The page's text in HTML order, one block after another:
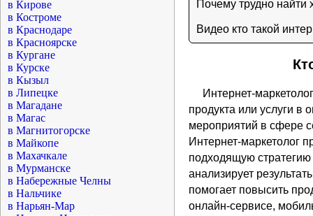
Почему трудно найти
Видео кто такой
Интернет-
продукта или услуги в
мероприятий в сфере
Интернет-маркетолог
подходящую стратегию
анализирует
помогает повысить
онлайн-сервисе,
в Кирове
в Костроме
в Краснодаре
в Красноярске
в Кургане
в Курске
в Кызыл
в Липецке
в Магадане
в Магас
в Магнитогорске
в Майкопе
в Махачкале
в Мурманске
в Набережные Челны
в Нальчике
в Нарьян-Мар